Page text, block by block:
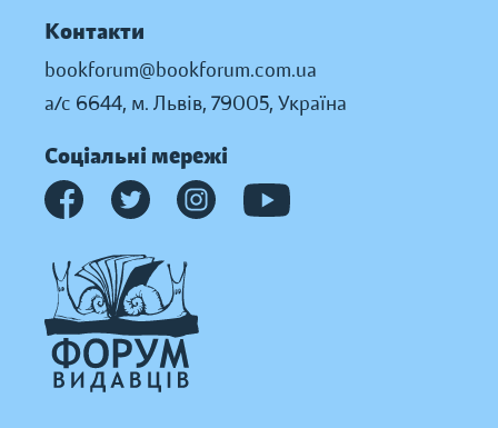
Контакти
bookforum@bookforum.com.ua
а/с 6644, м. Львів, 79005, Україна
Соціальні мережі